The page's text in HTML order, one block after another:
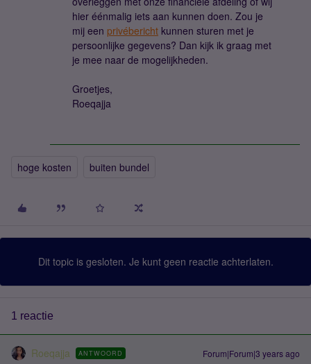
hier éénmalig iets aan kunnen doen. Zou je
mij een privébericht kunnen sturen met je
persoonlijke gegevens? Dan kijk ik graag met
je mee naar de mogelijkheden.
Groetjes,
Roeqajja
hoge kosten buiten bundel
Dit topic is gesloten. Je kunt geen reactie achterlaten.
1 reactie
Roeqajja ANTWOORD Forum|Forum|3 years ago